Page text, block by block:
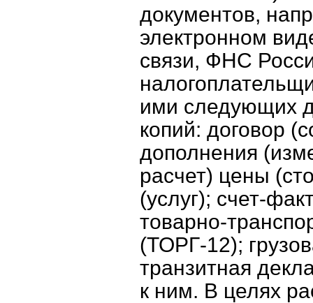
документов,
электронном
связи, ФНС
ими следующих
копий: договор
дополнения
расчет) цены
(услуг); счет-
товарно-
(ТОРГ-12);
транзитная
к ним. В целях